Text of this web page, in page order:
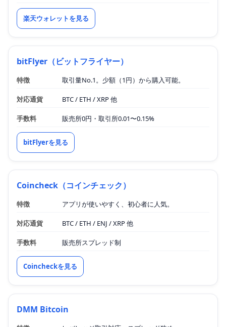
楽天ウォレットを見る
bitFlyer（ビットフライヤー）
特徴 取引量No.1。少額（1円）から購入可能。
対応通貨 BTC / ETH / XRP 他
手数料 販売所0円・取引所0.01〜0.15%
bitFlyerを見る
Coincheck（コインチェック）
特徴 アプリが使いやすく、初心者に人気。
対応通貨 BTC / ETH / ENJ / XRP 他
手数料 販売所スプレッド制
Coincheckを見る
DMM Bitcoin